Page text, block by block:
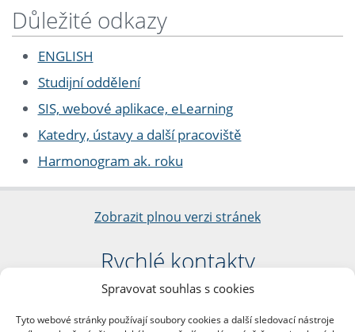
Spravovat souhlas s cookies
Tyto webové stránky používají soubory cookies a další sledovací nástroje
Důležité odkazy
ENGLISH
Studijní oddělení
SIS, webové aplikace, eLearning
Katedry, ústavy a další pracoviště
Harmonogram ak. roku
Zobrazit plnou verzi stránek
Rychlé kontakty
Filozofická fakulta
nám. Jana Palacha 1/2